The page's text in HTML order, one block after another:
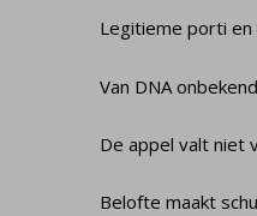
Legitieme porti
Van DNA
De appel valt niet
Belofte maakt